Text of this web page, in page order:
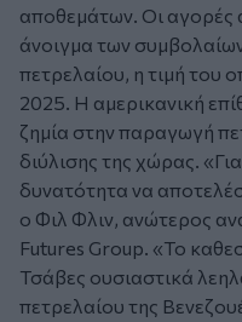
αποθεμάτων. Οι αγορές
άνοιγμα των
πετρελαίου, η τιμή του
2025. Η αμερικανική
ζημία στην παραγωγή
διύλισης της χώρας.
δυνατότητα να
ο Φιλ Φλιν, ανώτερος
Futures Group. «Το
Τσάβες ουσιαστικά
πετρελαίου της